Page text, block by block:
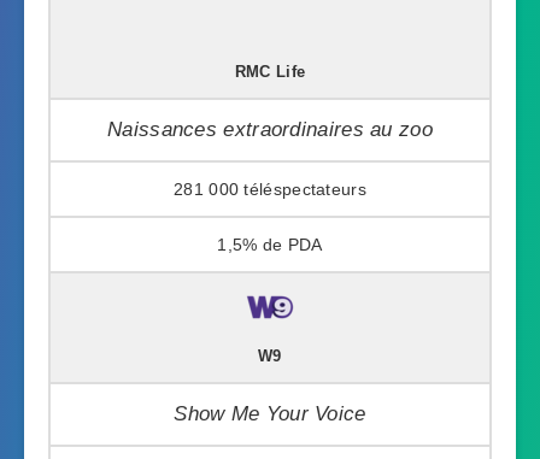
RMC Life
Naissances extraordinaires au zoo
281 000
1,5%
W9
Show Me Your Voice